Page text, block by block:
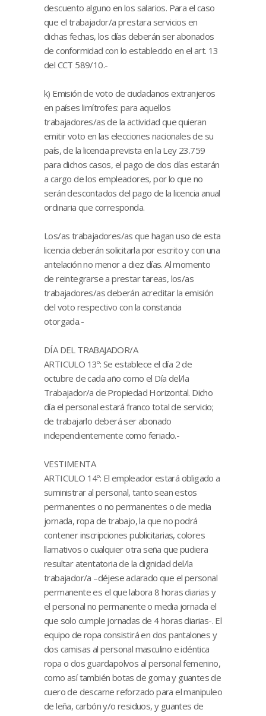
descuento alguno en los salarios. Para el caso
que el trabajador/a prestara servicios en
dichas fechas, los días deberán ser abonados
de conformidad con lo establecido en el art. 13
del CCT 589/10.-
k) Emisión de voto de ciudadanos extranjeros
en países limítrofes: para aquellos
trabajadores/as de la actividad que quieran
emitir voto en las elecciones nacionales de su
país, de la licencia prevista en la Ley 23.759
para dichos casos, el pago de dos días estarán
a cargo de los empleadores, por lo que no
serán descontados del pago de la licencia anual
ordinaria que corresponda.
Los/as trabajadores/as que hagan uso de esta
licencia deberán solicitarla por escrito y con una
antelación no menor a diez días. Al momento
de reintegrarse a prestar tareas, los/as
trabajadores/as deberán acreditar la emisión
del voto respectivo con la constancia
otorgada.-
DÍA DEL TRABAJADOR/A
ARTICULO 13º: Se establece el día 2 de
octubre de cada año como el Día del/la
Trabajador/a de Propiedad Horizontal. Dicho
día el personal estará franco total de servicio;
de trabajarlo deberá ser abonado
independientemente como feriado.-
VESTIMENTA
ARTICULO 14º: El empleador estará obligado a
suministrar al personal, tanto sean estos
permanentes o no permanentes o de media
jornada, ropa de trabajo, la que no podrá
contener inscripciones publicitarias, colores
llamativos o cualquier otra seña que pudiera
resultar atentatoria de la dignidad del/la
trabajador/a –déjese aclarado que el personal
permanente es el que labora 8 horas diarias y
el personal no permanente o media jornada el
que solo cumple jornadas de 4 horas diarias-. El
equipo de ropa consistirá en dos pantalones y
dos camisas al personal masculino e idéntica
ropa o dos guardapolvos al personal femenino,
como así también botas de goma y guantes de
cuero de descarne reforzado para el manipuleo
de leña, carbón y/o residuos, y guantes de